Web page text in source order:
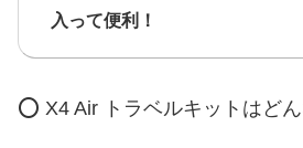
入って便利！
⭕️ X4 Air トラベルキットはど